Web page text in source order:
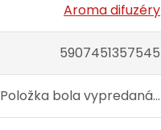
Aroma difuzéry
5907451357545
Položka bola vypredaná…